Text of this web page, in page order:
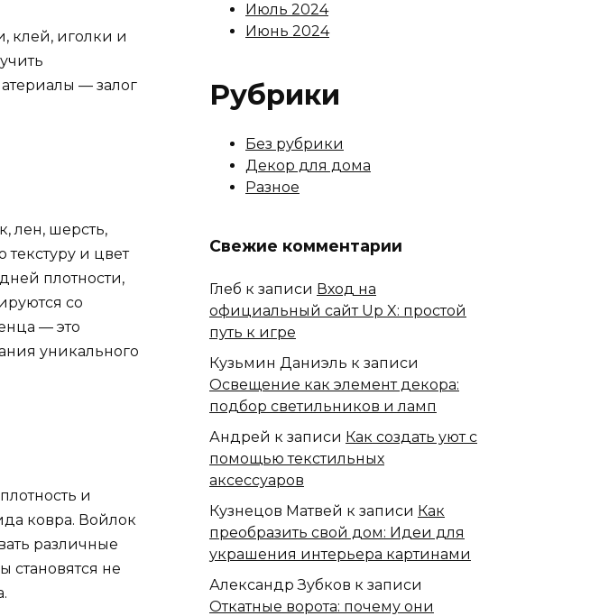
клей, иголки и
— залог
лен, шерсть,
текстуру и цвет
плотности,
со
— это
уникального
и
ковра. Войлок
различные
становятся не
Июль 2024
Июнь 2024
Рубрики
Без рубрики
Декор для дома
Разное
Свежие комментарии
Глеб к записи Вход на
официальный сайт Up X: простой
путь к игре
Кузьмин Даниэль к записи
Освещение как элемент декора:
подбор светильников и ламп
Андрей к записи Как создать уют с
помощью текстильных
аксессуаров
Кузнецов Матвей к записи Как
преобразить свой дом: Идеи для
украшения интерьера картинами
Александр Зубков к записи
Откатные ворота: почему они